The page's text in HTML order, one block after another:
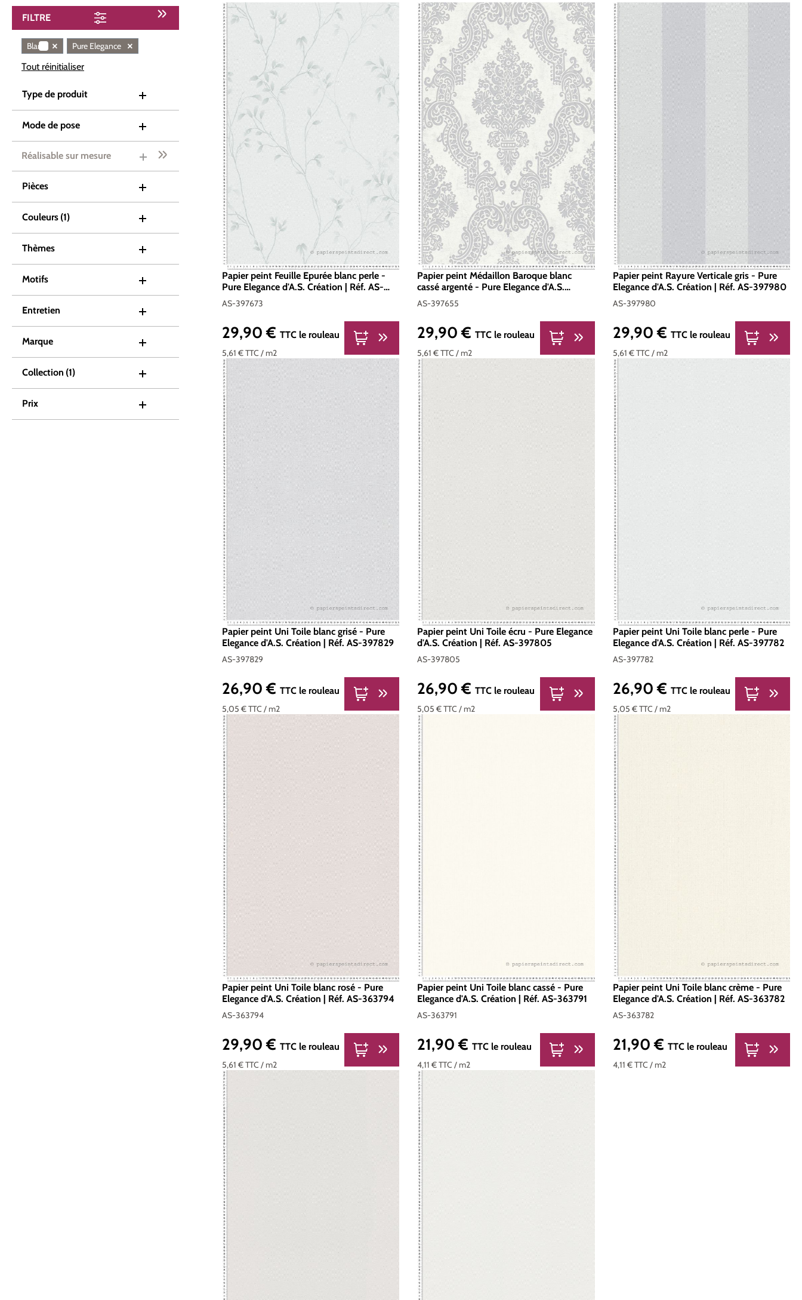
FILTRE
Blanc × Pure Elegance ×
Tout réinitialiser
Type de produit
Mode de pose
Réalisable sur mesure
Pièces
Couleurs (1)
Thèmes
Motifs
Entretien
Marque
Collection (1)
Prix
Papier peint Feuille Epurée blanc perle -
Pure Elegance d'A.S. Création | Réf. AS-
397673
AS-397673
5,61 €TTC / m2
Prix régulier :
29,90 € TTC le rouleau
Papier peint Médaillon Baroque blanc
cassé argenté - Pure Elegance d'A.S.
Création | Réf. AS-397655
AS-397655
5,61 €TTC/ m2
Prix régulier :
29,90 €TTC le rouleau
Papier peint Rayure Verticale gris - Pure
Elegance d'A.S. Création | Réf. AS-397980
AS-397980
5,61 €TTC / m2
Prix régulier :
29,90 € TTC le rouleau
Papier peint Uni Toile blanc grisé - Pure
Elegance d'A.S. Création | Réf. AS-397829
AS-397829
5,05 €TTC / m2
Prix régulier :
26,90 € TTC le rouleau
Papier peint Uni Toile écru - Pure Elegance
d'A.S. Création | Réf. AS-397805
AS-397805
5,05 €TTC/ m2
Prix régulier :
26,90 €TTC le rouleau
Papier peint Uni Toile blanc perle - Pure
Elegance d'A.S. Création | Réf. AS-397782
AS-397782
5,05 €TTC / m2
Prix régulier :
26,90 € TTC le rouleau
Papier peint Uni Toile blanc rosé - Pure
Elegance d'A.S. Création | Réf. AS-363794
AS-363794
5,61 €TTC / m2
Prix régulier :
29,90 € TTC le rouleau
Papier peint Uni Toile blanc cassé - Pure
Elegance d'A.S. Création | Réf. AS-363791
AS-363791
4,11 €TTC/ m2
Prix régulier :
21,90 €TTC le rouleau
Papier peint Uni Toile blanc crème - Pure
Elegance d'A.S. Création | Réf. AS-363782
AS-363782
4,11 €TTC / m2
Prix régulier :
21,90 € TTC le rouleau